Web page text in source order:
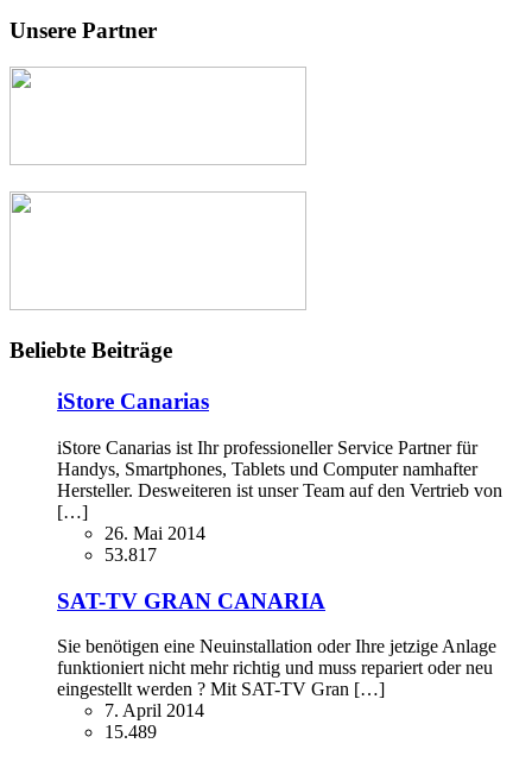
Unsere Partner
Beliebte Beiträge
iStore Canarias
iStore Canarias ist Ihr professioneller Service Partner für
Handys, Smartphones, Tablets und Computer namhafter
Hersteller. Desweiteren ist unser Team auf den Vertrieb von
[…]
26. Mai 2014
53.817
SAT-TV GRAN CANARIA
Sie benötigen eine Neuinstallation oder Ihre jetzige Anlage
funktioniert nicht mehr richtig und muss repariert oder neu
eingestellt werden ? Mit SAT-TV Gran […]
7. April 2014
15.489